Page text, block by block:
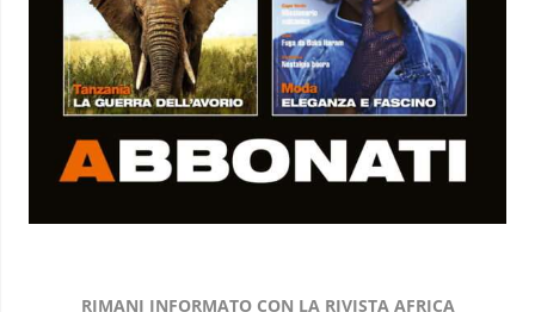
RIMANI INFORMATO CON LA RIVISTA AFRICA